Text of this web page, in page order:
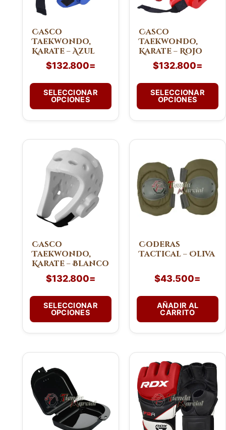
Casco
Taekwondo,
Karate – Azul
$132.800=
SELECCIONAR
OPCIONES
opciones
pueden
elegir
en
producto
Casco
Taekwondo,
Karate – Rojo
$132.800=
SELECCIONAR
OPCIONES
opciones
pueden
elegir
en
producto
Casco
Taekwondo,
Karate – Blanco
$132.800=
SELECCIONAR
OPCIONES
producto
múltiples
variantes.
Las
opciones
pueden
elegir
en
producto
Coderas
Tactical – Oliva
$43.500=
AÑADIR AL
CARRITO
producto
tiene
múltiples
variantes.
Las